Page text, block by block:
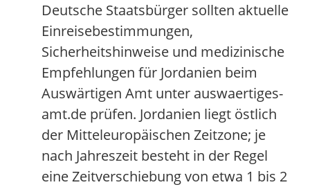
Deutsche Staatsbürger sollten aktuelle
Einreisebestimmungen,
Sicherheitshinweise und medizinische
Empfehlungen für Jordanien beim
Auswärtigen Amt unter auswaertiges-
amt.de prüfen. Jordanien liegt östlich
der Mitteleuropäischen Zeitzone; je
nach Jahreszeit besteht in der Regel
eine Zeitverschiebung von etwa 1 bis 2